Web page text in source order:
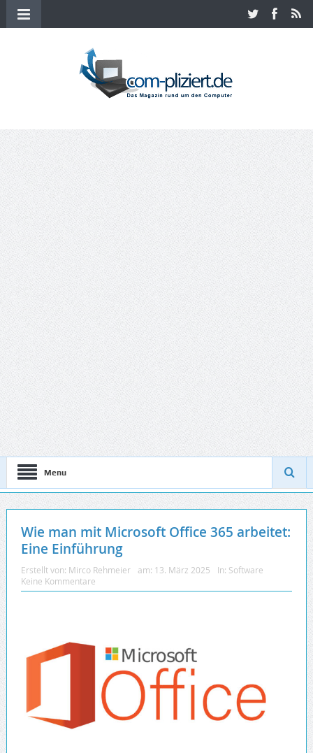
Menu
Wie man mit Microsoft Office 365 arbeitet:
Eine Einführung
Erstellt von: Mirco Rehmeier am: 13. März 2025 In: Software
Keine Kommentare